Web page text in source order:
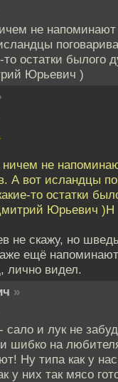
не напоминают
остатки былого
Юрьевич )
не
А вот исландцы
то остатки
Юрьевич )Н
не скажу, но
ещё
лично видел.
»
и лук не
шибко на
Ну типа как у
у них так мясо